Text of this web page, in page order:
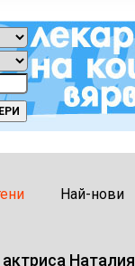
Най-нови
Наталия